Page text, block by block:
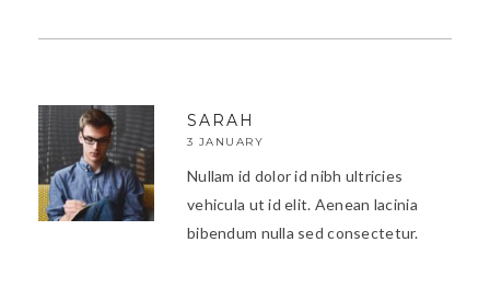
SARAH
3 JANUARY
Nullam id dolor id nibh ultricies
vehicula ut id elit. Aenean lacinia
bibendum nulla sed consectetur.